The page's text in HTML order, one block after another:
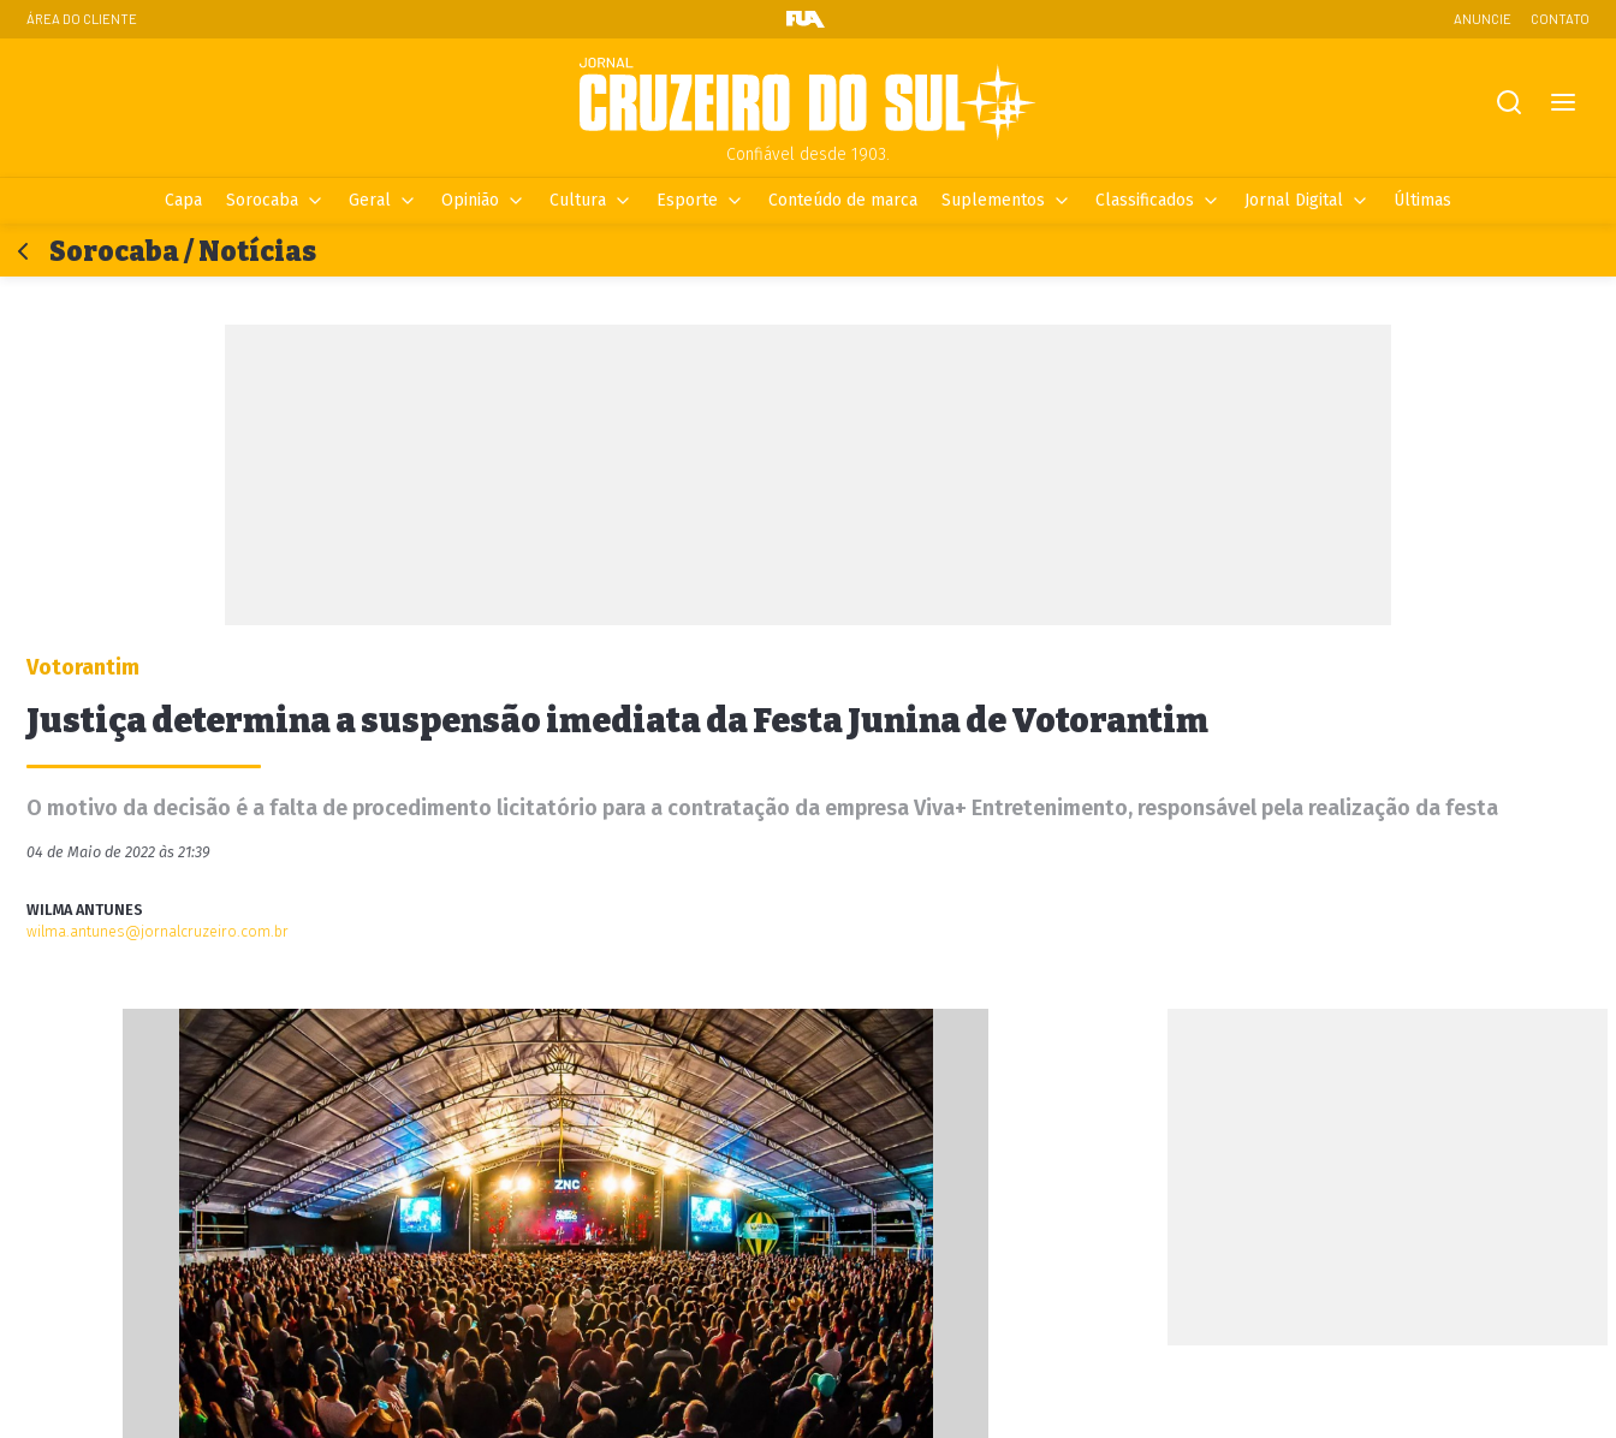
ÁREA DO CLIENTE ANUNCIE CONTATO
Confiável desde 1903.
Capa Sorocaba Geral Opinião Cultura Esporte Conteúdo de marca Suplementos Classificados Jornal Digital Últimas
Sorocaba / Notícias
Votorantim
Justiça determina a suspensão imediata da Festa Junina de Votorantim
O motivo da decisão é a falta de procedimento licitatório para a contratação da empresa Viva+ Entretenimento, responsável pela realização da festa
04 de Maio de 2022 às 21:39
WILMA ANTUNES
wilma.antunes@jornalcruzeiro.com.br